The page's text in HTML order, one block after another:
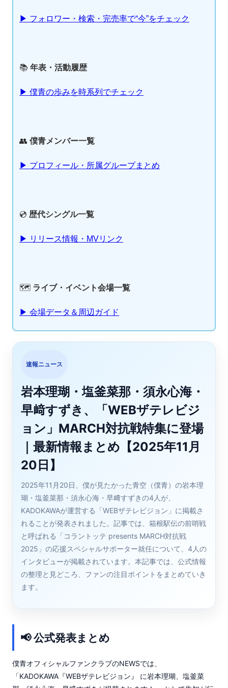
▶ フォロワー・検索・完売率で“今”をチェック
📚 年表・活動履歴
▶ 僕青の歩みを時系列でチェック
👥 僕青メンバー一覧
▶ プロフィール・所属グループまとめ
💿 歴代シングル一覧
▶ リリース情報・MVリンク
🗺️ ライブ・イベント会場一覧
▶ 会場データ＆周辺ガイド
速報ニュース
岩本理瑚・塩釜菜那・須永心海・
早﨑すずき、「WEBザテレビジ
ョン」MARCH対抗戦特集に登場
｜最新情報まとめ【2025年11月
20日】
2025年11月20日、僕が見たかった青空（僕青）の岩本理
瑚・塩釜菜那・須永心海・早﨑すずきの4人が、
KADOKAWAが運営する「WEBザテレビジョン」に掲載さ
れることが発表されました。記事では、箱根駅伝の前哨戦
と呼ばれる「コラントッテ presents MARCH対抗戦
2025」の応援スペシャルサポーター就任について、4人の
インタビューが掲載されています。本記事では、公式情報
の整理と見どころ、ファンの注目ポイントをまとめていき
ます。
📢 公式発表まとめ
僕青オフィシャルファンクラブのNEWSでは、
「KADOKAWA『WEBザテレビジョン』 に岩本理瑚、塩釜菜